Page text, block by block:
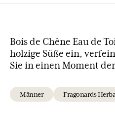
Bois de Chêne Eau de
holzige Süße ein,
Sie in einen Moment
Männer Fragonards